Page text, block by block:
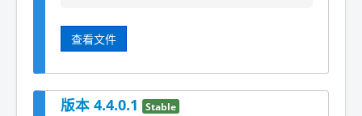
查看文件
版本 4.4.0.1 Stable